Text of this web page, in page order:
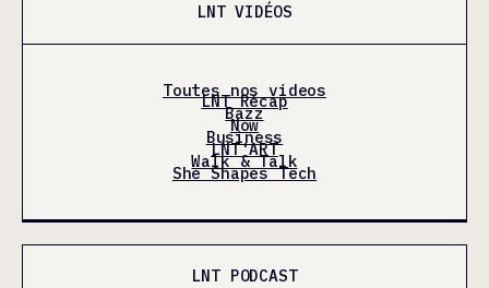
LNT VIDÉOS
Toutes nos videos
LNT Récap
Bazz
Now
Business
LNT'ART
Walk & Talk
She Shapes Tech
LNT PODCAST